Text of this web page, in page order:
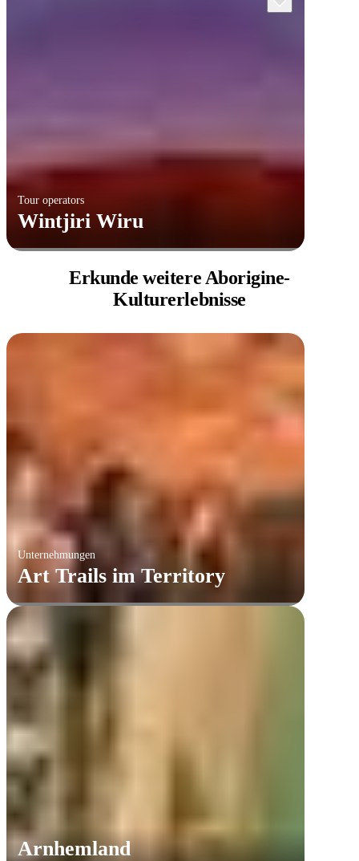
Tour operators
Wintjiri Wiru
Erkundeweitere Aborigine-
Kulturerlebnisse
Unternehmungen
Art Trails im Territory
Arnhemland